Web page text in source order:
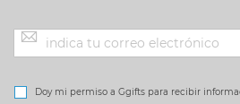
Inscríbase
a Doy mi permiso a Ggifts para recibir